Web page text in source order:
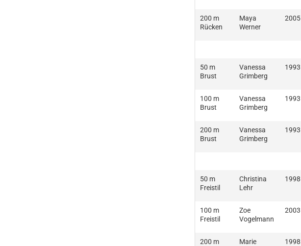
200 m
Rücken
Maya
Werner
2005
50 m
Brust
Vanessa
Grimberg
1993
100 m
Brust
Vanessa
Grimberg
1993
200 m
Brust
Vanessa
Grimberg
1993
50 m
Freistil
Christina
Lehr
1998
100 m
Freistil
Zoe
Vogelmann
2003
200 m
Marie
1998